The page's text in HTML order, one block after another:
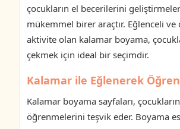
çocukların el becerilerini
mükemmel birer araçtır. Eğlenceli
aktivite olan kalamar boyama,
çekmek için ideal bir seçimdir.
Kalamar ile Eğlenerek Öğren
Kalamar boyama sayfaları,
öğrenmelerini teşvik eder. Boyama